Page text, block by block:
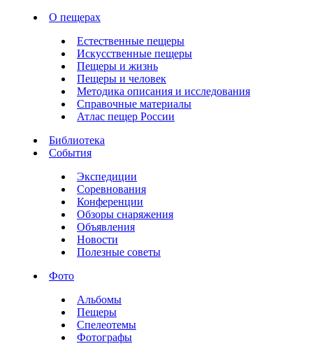
О пещерах
Естественные пещеры
Искусственные пещеры
Пещеры и жизнь
Пещеры и человек
Методика описания и исследования
Справочные материалы
Атлас пещер России
Библиотека
События
Экспедиции
Соревнования
Конференции
Обзоры снаряжения
Объявления
Новости
Полезные советы
Фото
Альбомы
Пещеры
Спелеотемы
Фотографы